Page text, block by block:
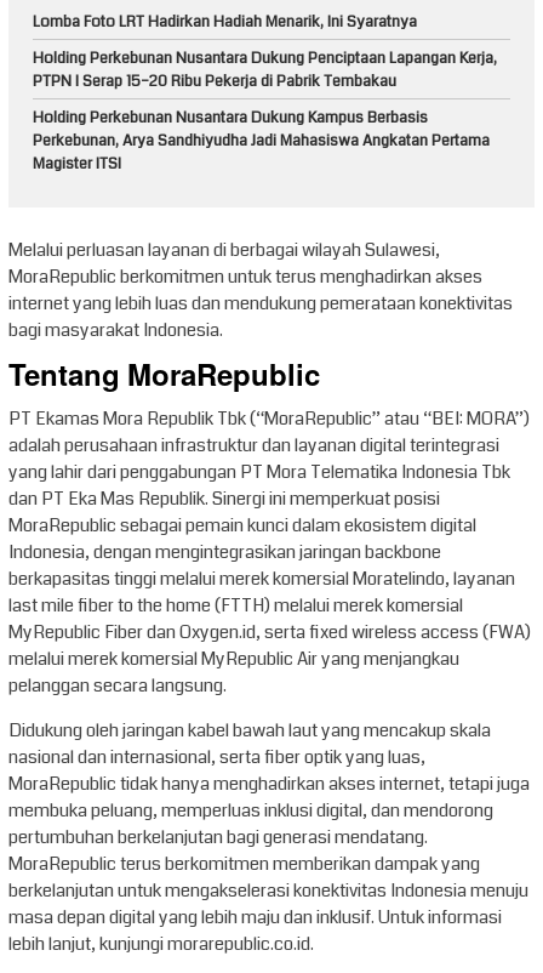
Lomba Foto LRT Hadirkan Hadiah Menarik, Ini Syaratnya
Holding Perkebunan Nusantara Dukung Penciptaan Lapangan Kerja,
PTPN I Serap 15–20 Ribu Pekerja di Pabrik Tembakau
Holding Perkebunan Nusantara Dukung Kampus Berbasis
Perkebunan, Arya Sandhiyudha Jadi Mahasiswa Angkatan Pertama
Magister ITSI
Melalui perluasan layanan di berbagai wilayah Sulawesi,
MoraRepublic berkomitmen untuk terus menghadirkan akses
internet yang lebih luas dan mendukung pemerataan konektivitas
bagi masyarakat Indonesia.
Tentang MoraRepublic
PT Ekamas Mora Republik Tbk (“MoraRepublic” atau “BEI: MORA”)
adalah perusahaan infrastruktur dan layanan digital terintegrasi
yang lahir dari penggabungan PT Mora Telematika Indonesia Tbk
dan PT Eka Mas Republik. Sinergi ini memperkuat posisi
MoraRepublic sebagai pemain kunci dalam ekosistem digital
Indonesia, dengan mengintegrasikan jaringan backbone
berkapasitas tinggi melalui merek komersial Moratelindo, layanan
last mile fiber to the home (FTTH) melalui merek komersial
MyRepublic Fiber dan Oxygen.id, serta fixed wireless access (FWA)
melalui merek komersial MyRepublic Air yang menjangkau
pelanggan secara langsung.
Didukung oleh jaringan kabel bawah laut yang mencakup skala
nasional dan internasional, serta fiber optik yang luas,
MoraRepublic tidak hanya menghadirkan akses internet, tetapi juga
membuka peluang, memperluas inklusi digital, dan mendorong
pertumbuhan berkelanjutan bagi generasi mendatang.
MoraRepublic terus berkomitmen memberikan dampak yang
berkelanjutan untuk mengakselerasi konektivitas Indonesia menuju
masa depan digital yang lebih maju dan inklusif. Untuk informasi
lebih lanjut, kunjungi morarepublic.co.id.